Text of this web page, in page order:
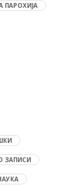
ПАРОХИЈА
ЗАПИСИ